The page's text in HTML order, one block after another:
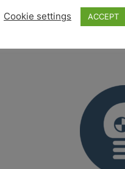
elektrisch isolierend und
Cookie settings ACCEPT